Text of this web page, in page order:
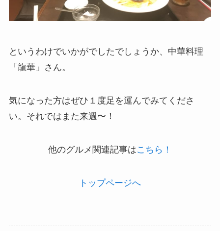
というわけでいかがでしたでしょうか、中華料理
「龍華」さん。
気になった方はぜひ１度足を運んでみてくださ
い。それではまた来週〜！
他のグルメ関連記事はこちら！
トップページへ